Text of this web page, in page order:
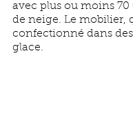
avec plus ou moins
de neige. Le mobilier,
confectionné dans
glace.